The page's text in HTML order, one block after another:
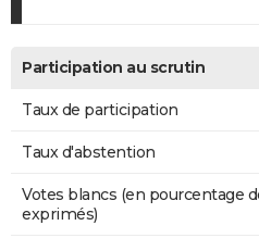
Participation au scrutin
Taux de participation
Taux d'abstention
Votes blancs (en pourcentage
exprimés)